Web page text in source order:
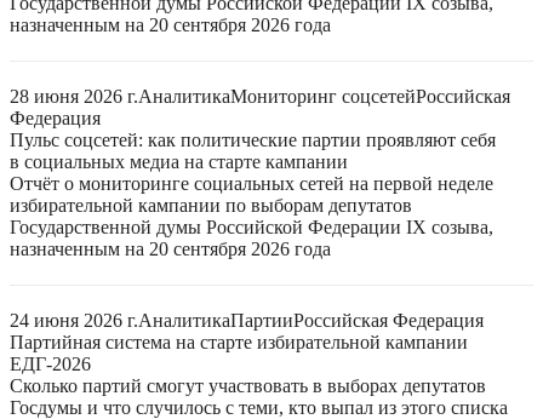
назначенным на 20 сентября 2026 года
28 июня 2026 г.АналитикаМониторинг соцсетейРоссийская
Федерация
Пульс соцсетей: как политические партии проявляют себя
в социальных медиа на старте кампании
Отчёт о мониторинге социальных сетей на первой неделе
избирательной кампании по выборам депутатов
Государственной думы Российской Федерации IX созыва,
назначенным на 20 сентября 2026 года
24 июня 2026 г.АналитикаПартииРоссийская Федерация
Партийная система на старте избирательной кампании
ЕДГ-2026
Сколько партий смогут участвовать в выборах депутатов
Госдумы и что случилось с теми, кто выпал из этого списка